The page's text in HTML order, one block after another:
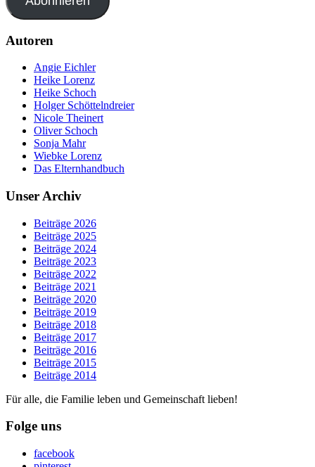
Autoren
Angie Eichler
Heike Lorenz
Heike Schoch
Holger Schöttelndreier
Nicole Theinert
Oliver Schoch
Sonja Mahr
Wiebke Lorenz
Das Elternhandbuch
Unser Archiv
Beiträge 2026
Beiträge 2025
Beiträge 2024
Beiträge 2023
Beiträge 2022
Beiträge 2021
Beiträge 2020
Beiträge 2019
Beiträge 2018
Beiträge 2017
Beiträge 2016
Beiträge 2015
Beiträge 2014
Für alle, die Familie leben und Gemeinschaft lieben!
Folge uns
facebook